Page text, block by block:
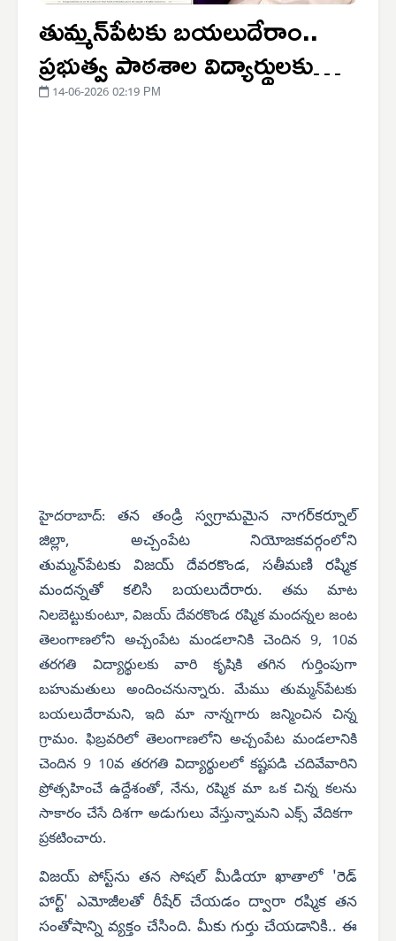
తుమ్మన్‌పేటకు బయలుదేరాం..
ప్రభుత్వ పాఠశాల విద్యార్థులకు
అండగా నిలుస్తాం
14-06-2026 02:19 PM
హైదరాబాద్: తన తండ్రి స్వగ్రామమైన నాగర్‌కర్నూల్
జిల్లా, అచ్చంపేట నియోజకవర్గంలోని
తుమ్మన్‌పేటకు విజయ్ దేవరకొండ, సతీమణి రష్మిక
మందన్నతో కలిసి బయలుదేరారు. తమ మాట
నిలబెట్టుకుంటూ, విజయ్ దేవరకొండ రష్మిక మందన్నల జంట
తెలంగాణలోని అచ్చంపేట మండలానికి చెందిన 9, 10వ
తరగతి విద్యార్థులకు వారి కృషికి తగిన గుర్తింపుగా
బహుమతులు అందించనున్నారు. మేము తుమ్మన్‌పేటకు
బయలుదేరామని, ఇది మా నాన్నగారు జన్మించిన చిన్న
గ్రామం. ఫిబ్రవరిలో తెలంగాణలోని అచ్చంపేట మండలానికి
చెందిన 9 10వ తరగతి విద్యార్థులలో కష్టపడి చదివేవారిని
ప్రోత్సహించే ఉద్దేశంతో, నేను, రష్మిక మా ఒక చిన్న కలను
సాకారం చేసే దిశగా అడుగులు వేస్తున్నామని ఎక్స్ వేదికగా
ప్రకటించారు.
విజయ్ పోస్ట్‌ను తన సోషల్ మీడియా ఖాతాలో 'రెడ్
హార్ట్' ఎమోజీలతో రీషేర్ చేయడం ద్వారా రష్మిక తన
సంతోషాన్ని వ్యక్తం చేసింది. మీకు గుర్తు చేయడానికి.. ఈ